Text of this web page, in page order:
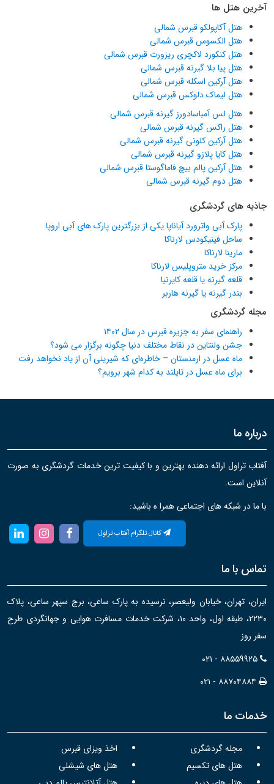
آخرین هتل ها
هتل آکاپولکو قبرس شمالی
هتل الکسوس قبرس شمالی
هتل کنکورد لاکچری ریزورت قبرس شمالی
هتل پیا بلا گیرنه قبرس شمالی
هتل آرکین اسکله قبرس شمالی
هتل لیماک دلوکس قبرس شمالی
هتل لس آمباسادورز گیرنه قبرس شمالی
هتل راکس گیرنه قبرس شمالی
هتل آرکین کلونی گیرنه قبرس شمالی
هتل کایا پلازو گیرنه قبرس شمالی
هتل آرکین پالم بیچ فاماگوستا قبرس شمالی
هتل دوم گیرنه قبرس شمالی
جاذبه های گردشگری
پارک آبی واترورد آیاناپا یکی از بزرگترین پارک های آبی اروپا
ساحل فینیکودس لارناکا
مارینا لارناکا
مرکز خرید متروپلیس لارناکا
قلعه گیرنه یا قلعه کایرنیا
بندر گیرنه یا گیرنه هاربر
مجله گردشگری
راهنمای سفر به جزیره قبرس در سال ۱۴۰۲
جشن ولنتاین در نقاط مختلف دنیا چگونه برگزار می شود؟
ماه عسل در ارمنستان – خاطره‌ای که شیرینی آن از یاد نخواهد رفت
برای ماه عسل در تایلند به کدام شهر برویم؟
درباره ما
آفتاب تراول ارائه دهنده بهترین و با کیفیت ترین خدمات گردشگری به صورت
آنلاین است.
با ما در شبکه های اجتماعی همرا ه باشید:
کانال تلگرام آفتاب تراول
تماس با ما
ایران، تهران، خیابان ولیعصر، نرسیده به پارک ساعی، برج سپهر ساعی، پلاک
۲۲۳۰، طبقه اول، واحد ۱۰، شرکت خدمات مسافرت هوایی و جهانگردی طرح
سفر روز
۰۲۱ - ۸۸۵۵۹۹۲۵
۰۲۱ - ۸۸۷۰۴۸۸۴
خدمات ما
مجله گردشگری
اخذ ویزای قبرس
هتل های تکسیم
هتل های شیشلی